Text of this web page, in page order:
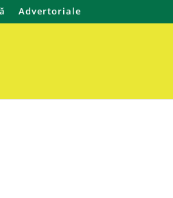
Advertoriale